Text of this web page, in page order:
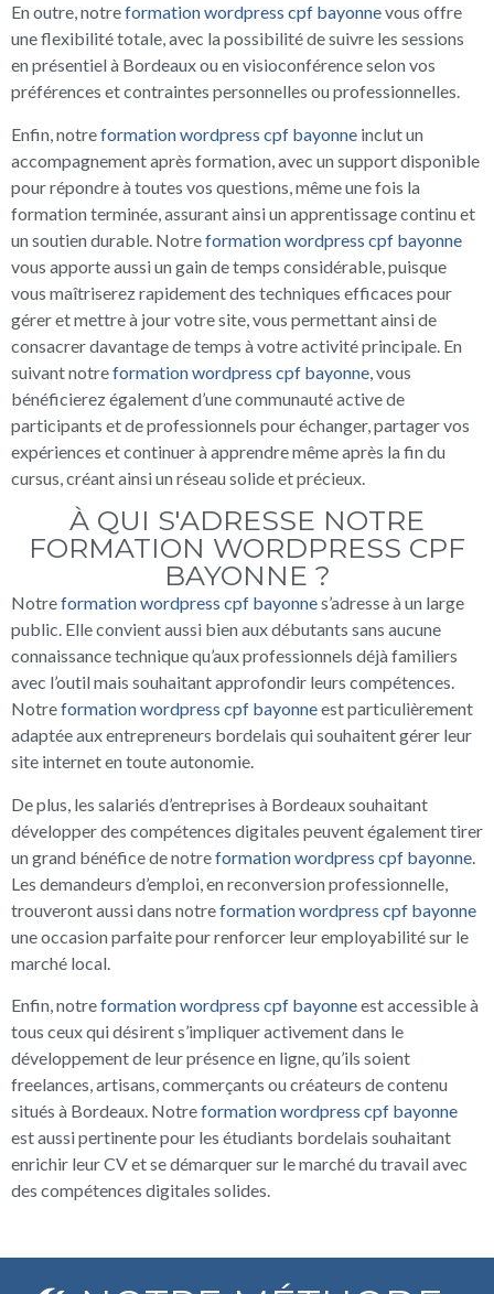
En outre, notreformation wordpress cpf bayonnevous offre
une flexibilité totale, avec la possibilité de suivre les sessions
en présentiel à Bordeaux ou en visioconférence selon vos
préférences et contraintes personnelles ou professionnelles.
Enfin, notreformation wordpress cpf bayonne inclut un
accompagnement après formation, avec un support disponible
pour répondre à toutes vos questions, même une fois la
formation terminée, assurant ainsi un apprentissage continu et
un soutien durable. Notreformation wordpress cpf bayonne
vous apporte aussi un gain de temps considérable, puisque
vous maîtriserez rapidement des techniques efficaces pour
gérer et mettre à jour votre site, vous permettant ainsi de
consacrer davantage de temps à votre activité principale. En
suivant notreformation wordpress cpf bayonne, vous
bénéficierez également d’une communauté active de
participants et de professionnels pour échanger, partager vos
expériences et continuer à apprendre même après la fin du
cursus, créant ainsi un réseau solide et précieux.
À QUI S'ADRESSE NOTRE
FORMATION WORDPRESS CPF
BAYONNE ?
Notreformation wordpress cpf bayonnes’adresse à un large
public. Elle convient aussi bien aux débutants sans aucune
connaissance technique qu’aux professionnels déjà familiers
avec l’outil mais souhaitant approfondir leurs compétences.
Notreformation wordpress cpf bayonneest particulièrement
adaptée aux entrepreneurs bordelais qui souhaitent gérer leur
site internet en toute autonomie.
De plus, les salariés d’entreprises à Bordeaux souhaitant
développer des compétences digitales peuvent également tirer
un grand bénéfice de notreformation wordpress cpf bayonne
Les demandeurs d’emploi, en reconversion professionnelle,
trouveront aussi dans notreformation wordpress cpf bayonne
une occasion parfaite pour renforcer leur employabilité sur le
marché local.
Enfin, notreformation wordpress cpf bayonneest accessible à
tous ceux qui désirent s’impliquer activement dans le
développement de leur présence en ligne, qu’ils soient
freelances, artisans, commerçants ou créateurs de contenu
situés à Bordeaux. Notreformation wordpress cpf bayonne
est aussi pertinente pour les étudiants bordelais souhaitant
enrichir leur CV et se démarquer sur le marché du travail avec
des compétences digitales solides.